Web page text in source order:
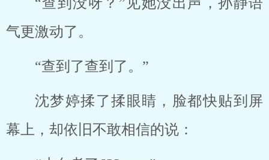
气更激动了。
“查到了查到了。”
沈梦婷揉了揉眼睛，脸都快贴到屏
幕上，却依旧不敢相信的说：